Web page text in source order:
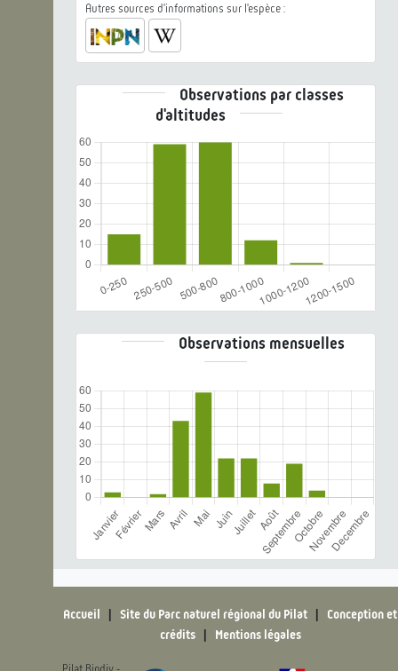
Autres sources d'informations sur l'espèce :
Observations par classes
d'altitudes
Observations mensuelles
Accueil | Site du Parc naturel régional du Pilat | Conception et
crédits| Mentions légales